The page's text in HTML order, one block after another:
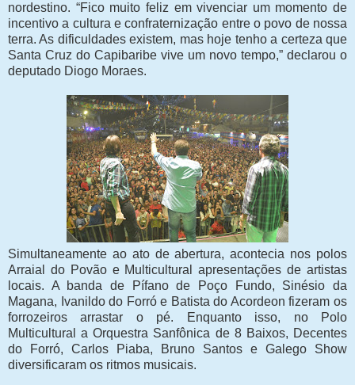
nordestino. “Fico muito feliz em vivenciar um momento de
incentivo a cultura e confraternização entre o povo de nossa
terra. As dificuldades existem, mas hoje tenho a certeza que
Santa Cruz do Capibaribe vive um novo tempo,” declarou o
deputado Diogo Moraes.
Simultaneamente ao ato de abertura, acontecia nos polos
Arraial do Povão e Multicultural apresentações de artistas
locais. A banda de Pífano de Poço Fundo, Sinésio da
Magana, Ivanildo do Forró e Batista do Acordeon fizeram os
forrozeiros arrastar o pé. Enquanto isso, no Polo
Multicultural a Orquestra Sanfônica de 8 Baixos, Decentes
do Forró, Carlos Piaba, Bruno Santos e Galego Show
diversificaram os ritmos musicais.